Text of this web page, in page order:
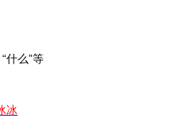
什么”等
冰